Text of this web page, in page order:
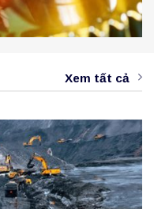
Xem tất cả